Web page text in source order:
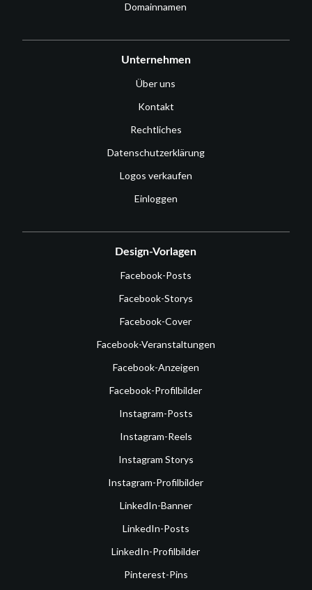
Domainnamen
Unternehmen
Über uns
Kontakt
Rechtliches
Datenschutzerklärung
Logos verkaufen
Einloggen
Design-Vorlagen
Facebook-Posts
Facebook-Storys
Facebook-Cover
Facebook-Veranstaltungen
Facebook-Anzeigen
Facebook-Profilbilder
Instagram-Posts
Instagram-Reels
Instagram Storys
Instagram-Profilbilder
LinkedIn-Banner
LinkedIn-Posts
LinkedIn-Profilbilder
Pinterest-Pins